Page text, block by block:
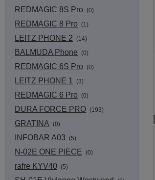
REDMAGIC 8S Pro (0)
REDMAGIC 8 Pro (1)
LEITZ PHONE 2 (14)
BALMUDA Phone (0)
REDMAGIC 6S Pro (0)
LEITZ PHONE 1 (3)
REDMAGIC 6 Pro (0)
DURA FORCE PRO (193)
GRATINA (0)
INFOBAR A03 (5)
N-02E ONE PIECE (0)
rafre KYV40 (5)